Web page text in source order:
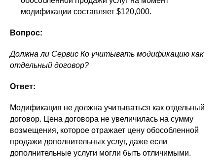
модификации составляет $120,000.
Вопрос:
Должна ли Сервис Ко учитывать модификацию как
отдельный договор?
Ответ:
Модификация не должна учитываться как отдельный
договор. Цена договора не увеличилась на сумму
возмещения, которое отражает цену обособленной
продажи дополнительных услуг, даже если
дополнительные услуги могли быть отличимыми.